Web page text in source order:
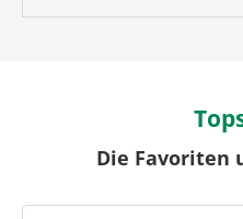
Die Favoriten